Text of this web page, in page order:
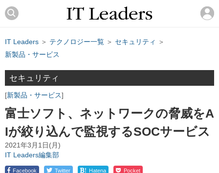
IT Leaders ＞ テクノロジー一覧 ＞ セキュリティ
＞
新製品・サービス
セキュリティ
新製品・サービス
富士ソフト、ネットワークの脅威をA
Iが絞り込んで監視するSOCサービス
2021年3月1日(月)
IT Leaders編集部
Facebook Twitter ! Hatena Pocket